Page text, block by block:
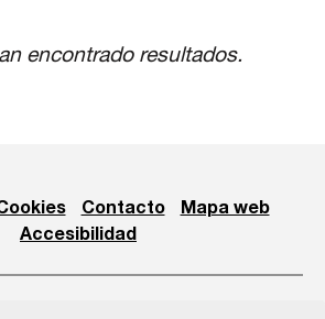
encontrado resultados.
Contacto
Mapa web
Accesibilidad